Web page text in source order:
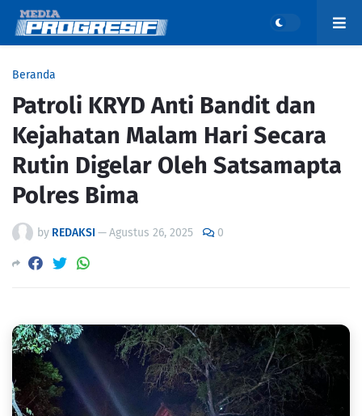
Beranda
Patroli KRYD Anti Bandit dan
Kejahatan Malam Hari Secara
Rutin Digelar Oleh Satsamapta
Polres Bima
by REDAKSI —Agustus 26, 2025 0